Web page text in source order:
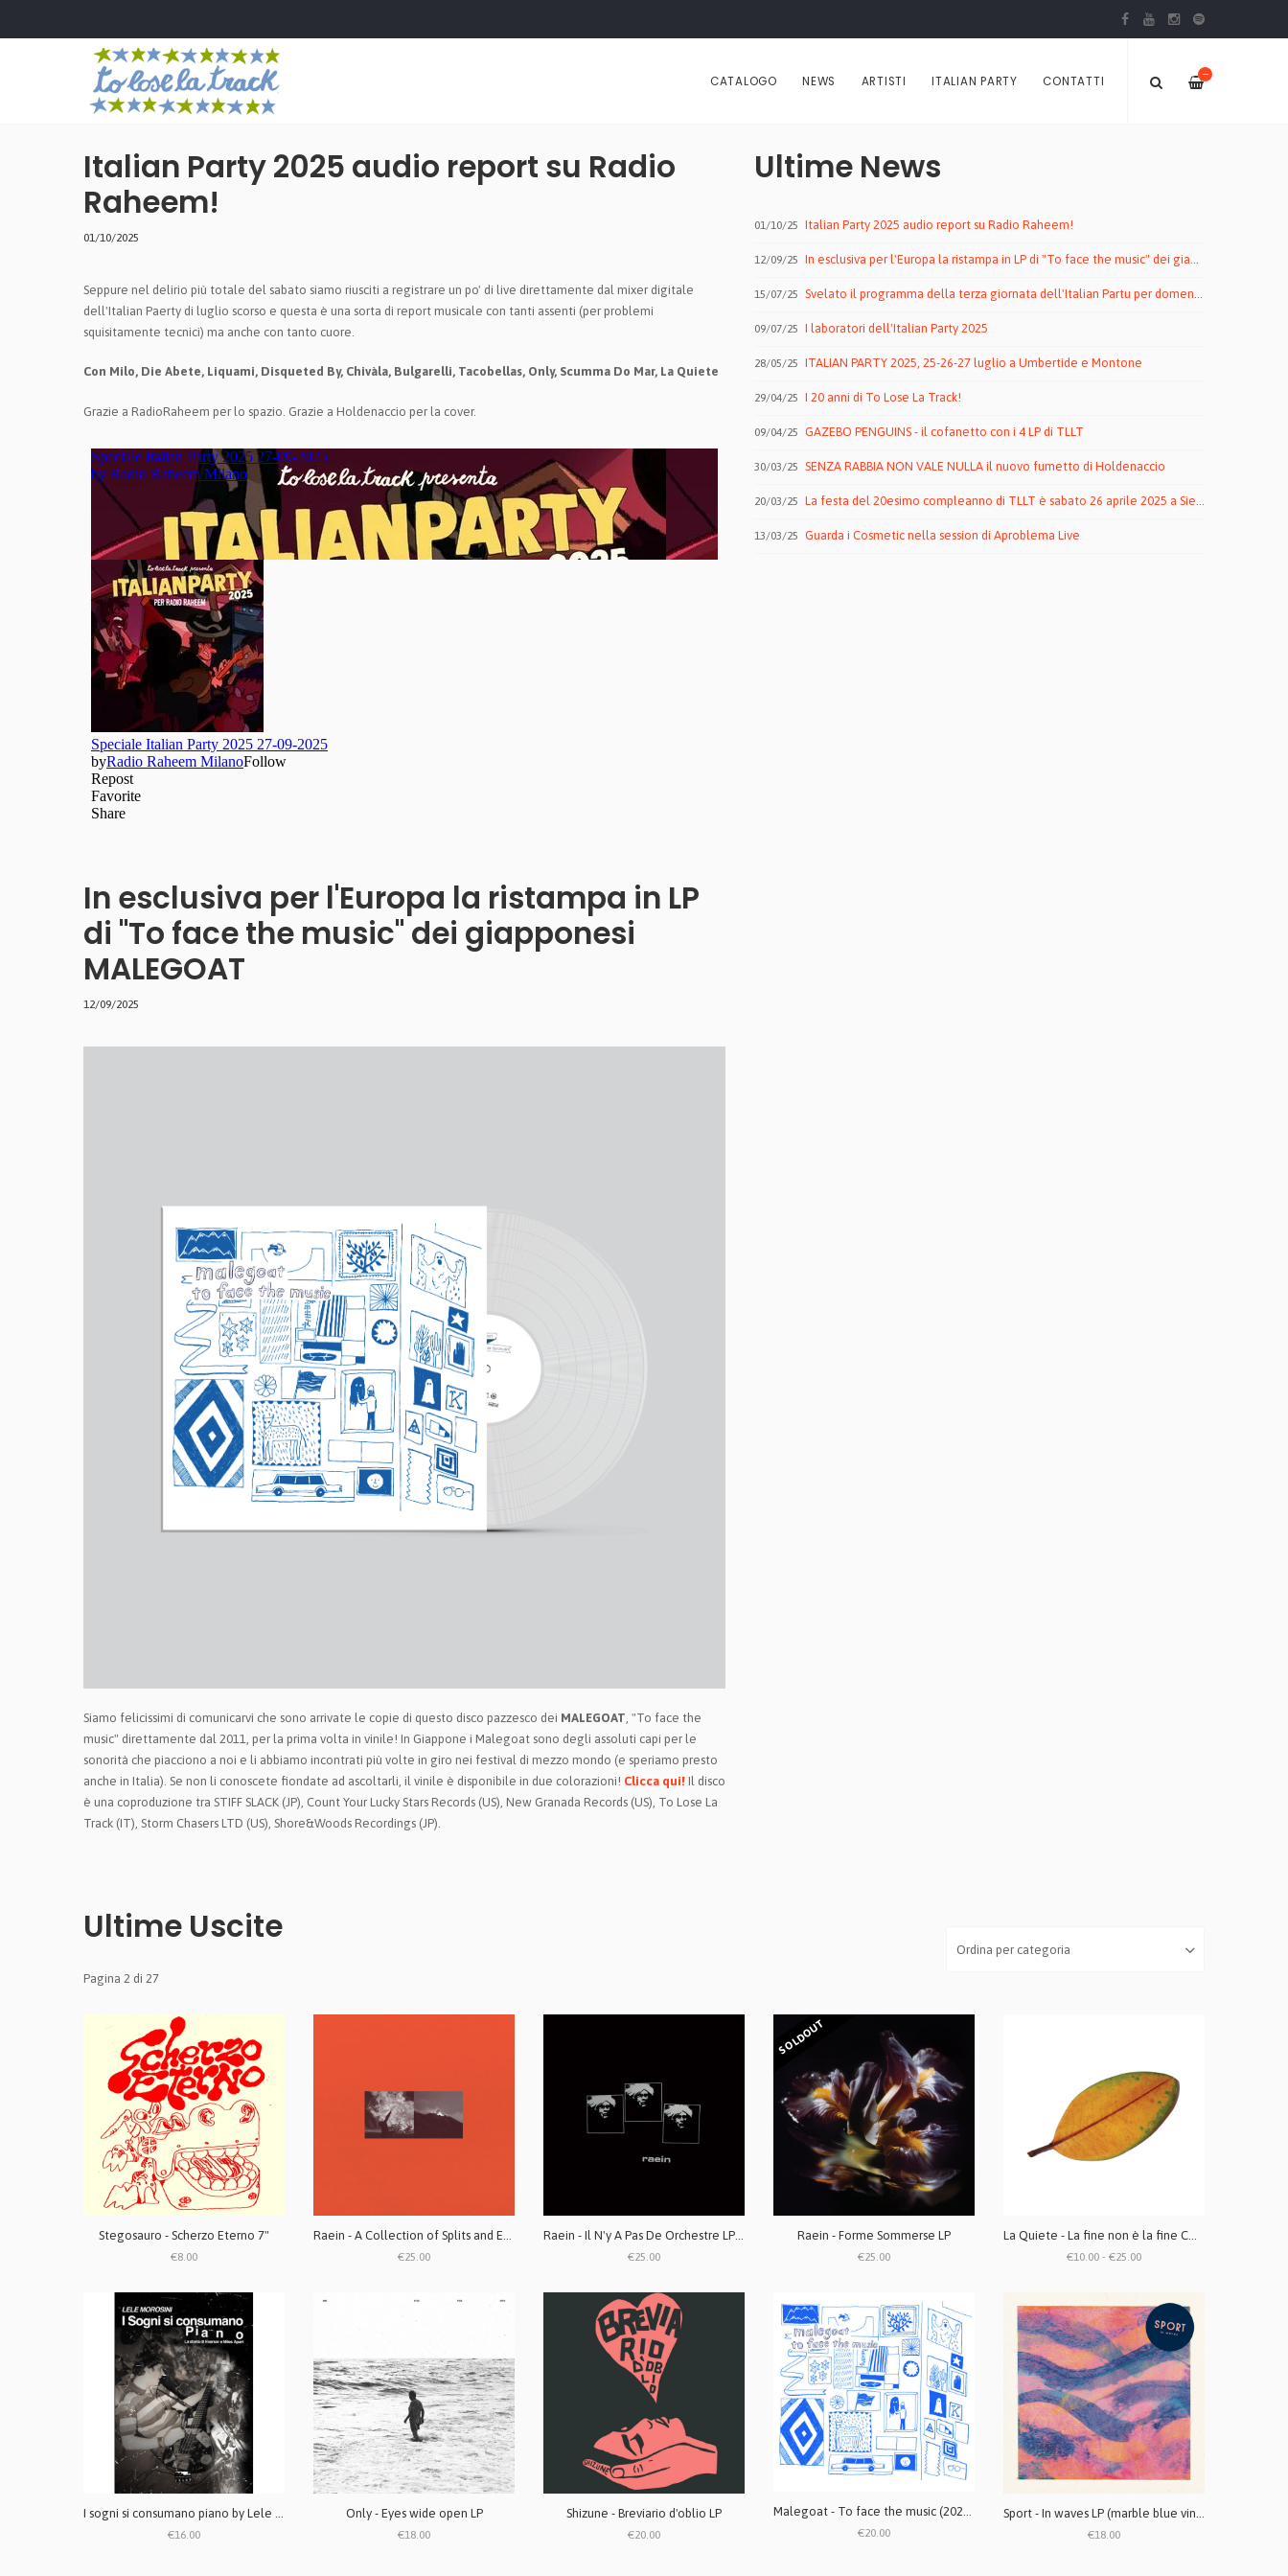
—
CATALOGO NEWS ARTISTI ITALIAN PARTY CONTATTI
Italian Party 2025 audio report su Radio
Raheem!
01/10/2025
Seppure nel delirio più totale del sabato siamo riusciti a registrare un po' di live direttamente dal mixer digitale
dell'Italian Paerty di luglio scorso e questa è una sorta di report musicale con tanti assenti (per problemi
squisitamente tecnici) ma anche con tanto cuore.
Con Milo, Die Abete, Liquami, Disqueted By, Chivàla, Bulgarelli, Tacobellas, Only, Scumma Do Mar, La Quiete
Grazie a RadioRaheem per lo spazio. Grazie a Holdenaccio per la cover.
In esclusiva per l'Europa la ristampa in LP
di "To face the music" dei giapponesi
MALEGOAT
12/09/2025
Siamo felicissimi di comunicarvi che sono arrivate le copie di questo disco pazzesco dei MALEGOAT , "To face the
music" direttamente dal 2011, per la prima volta in vinile! In Giappone i Malegoat sono degli assoluti capi per le
sonorità che piacciono a noi e li abbiamo incontrati più volte in giro nei festival di mezzo mondo (e speriamo presto
anche in Italia). Se non li conoscete fiondate ad ascoltarli, il vinile è disponibile in due colorazioni! Clicca qui! Il disco
è una coproduzione tra STIFF SLACK (JP), Count Your Lucky Stars Records (US), New Granada Records (US), To Lose La
Track (IT), Storm Chasers LTD (US), Shore&Woods Recordings (JP).
Ultime News
01/10/25 Italian Party 2025 audio report su Radio Raheem!
12/09/25 In esclusiva per l'Europa la ristampa in LP di "To face the music" dei giapponesi MALEGOAT
15/07/25 Svelato il programma della terza giornata dell'Italian Partu per domenica 27 luglio
09/07/25 I laboratori dell'Italian Party 2025
28/05/25 ITALIAN PARTY 2025, 25-26-27 luglio a Umbertide e Montone
29/04/25 I 20 anni di To Lose La Track!
09/04/25 GAZEBO PENGUINS - il cofanetto con i 4 LP di TLLT
30/03/25 SENZA RABBIA NON VALE NULLA il nuovo fumetto di Holdenaccio
20/03/25 La festa del 20esimo compleanno di TLLT è sabato 26 aprile 2025 a Siena!
13/03/25 Guarda i Cosmetic nella session di Aproblema Live
Ultime Uscite
Pagina 2 di 27
Stegosauro - Scherzo Eterno 7"
€8.00 €25.00 €25.00
SOLDOUT
Raein - Forme Sommerse LP
€25.00 €10.00 - €25.00
€16.00
Only - Eyes wide open LP
€18.00
Shizune - Breviario d'oblio LP
€20.00 €20.00 €18.00